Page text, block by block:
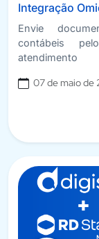
Integração
Envie
contábeis
atendimento
07 de maio de